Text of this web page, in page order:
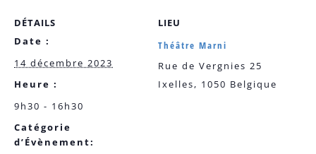
DÉTAILS
Date :
14 décembre 2023
Heure :
9h30 - 16h30
Catégorie
d’Évènement:
LIEU
Théâtre Marni
Rue de Vergnies 25
Ixelles, 1050 Belgique